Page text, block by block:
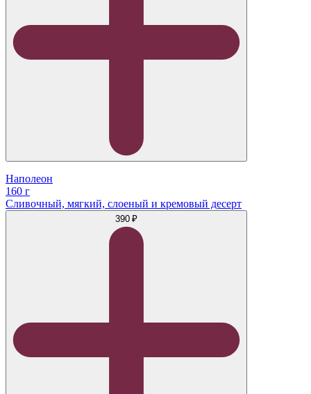
Наполеон
160 г
Сливочный, мягкий, слоеный и кремовый десерт
390 ₽